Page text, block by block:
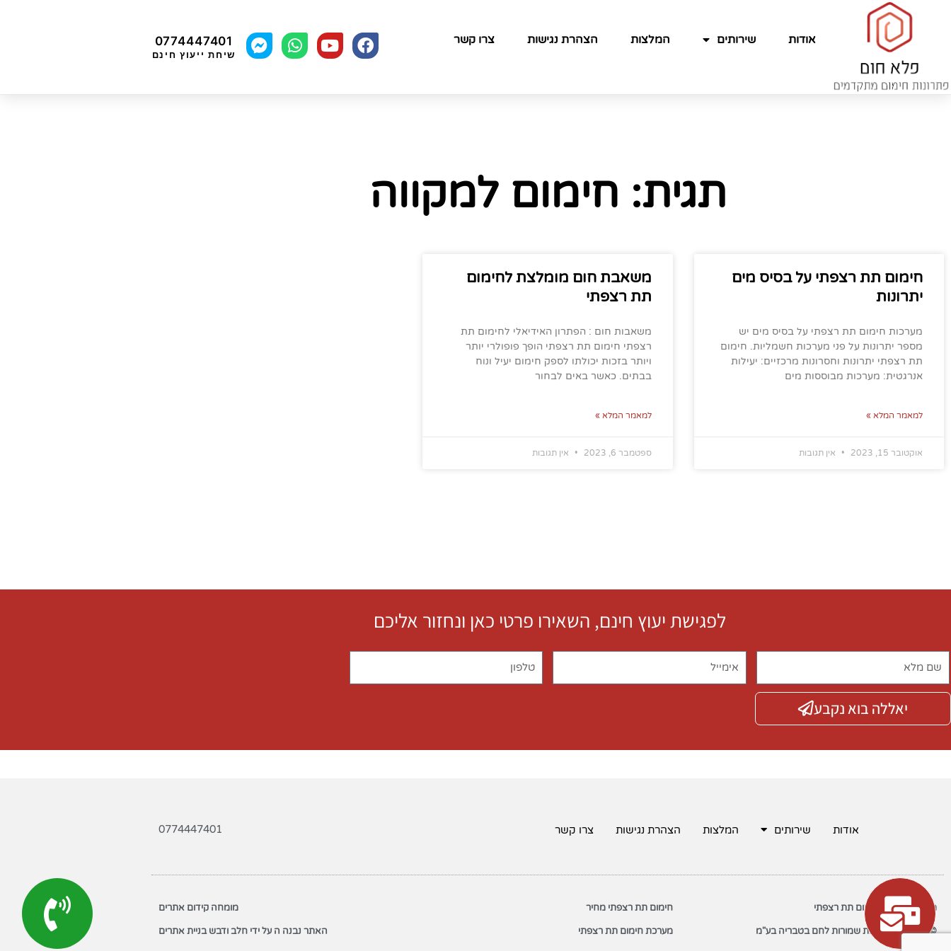
אודות שירותים המלצות הצהרת נגישות צרו קשר 0774447401
שיחת ייעוץ חינם
תגית: חימום למקווה
חימום תת רצפתי על בסיס מים
יתרונות
מערכות חימום תת רצפתי על בסיס מים יש
מספר יתרונות על פני מערכות חשמליות. חימום
תת רצפתי יתרונות וחסרונות מרכזיים: יעילות
אנרגטית: מערכות מבוססות מים
למאמר המלא »
אוקטובר 15, 2023 אין תגובות
משאבת חום מומלצת לחימום
תת רצפתי
משאבות חום : הפתרון האידיאלי לחימום תת
רצפתי חימום תת רצפתי הופך פופולרי יותר
ויותר בזכות יכולתו לספק חימום יעיל ונוח
בבתים. כאשר באים לבחור
למאמר המלא »
ספטמבר 6, 2023 אין תגובות
לפגישת יעוץ חינם, השאירו פרטי כאן ונחזור אליכם
יאללה בוא נקבע
אודות שירותים המלצות הצהרת נגישות צרו קשר 0774447401
משאבות חום לחימום תת רצפתי
© 2022 כל הזכויות שמורות לחם בטבריה בע"מ
חימום תת רצפתי מחיר
מערכת חימום תת רצפתי
מומחה קידום אתרים
האתר נבנה ה על ידי חלב ודבש בניית אתרים